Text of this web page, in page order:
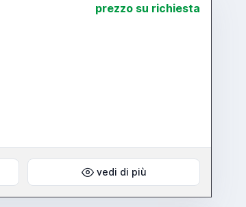
prezzo su richiesta
vedi di più